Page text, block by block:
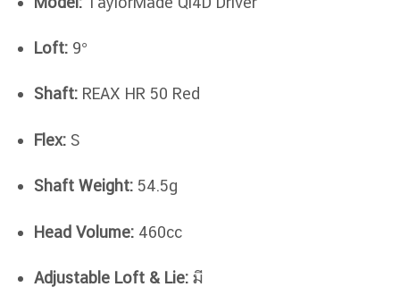
Loft: 9°
Shaft: REAX HR 50 Red
Flex: S
Shaft Weight: 54.5g
Head Volume: 460cc
Adjustable Loft & Lie: มี